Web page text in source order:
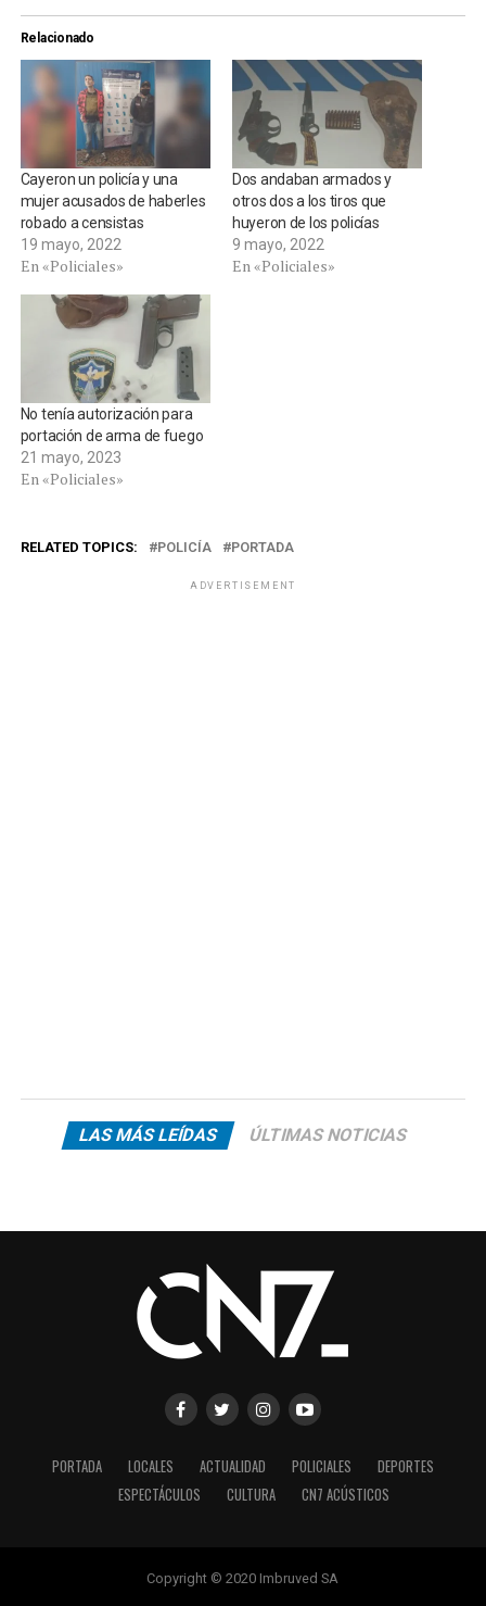
Relacionado
Cayeron un policía y una
mujer acusados de haberles
robado a censistas
19 mayo, 2022
En «Policiales»
Dos andaban armados y
otros dos a los tiros que
huyeron de los policías
9 mayo, 2022
En «Policiales»
No tenía autorización para
portación de arma de fuego
21 mayo, 2023
En «Policiales»
RELATED TOPICS: POLICÍA PORTADA
ADVERTISEMENT
LAS MÁS LEÍDAS ÚLTIMAS NOTICIAS
PORTADA LOCALES ACTUALIDAD POLICIALES
DEPORTES
ESPECTÁCULOS
CULTURA CN7 ACÚSTICOS
Copyright © 2020 Imbruved SA